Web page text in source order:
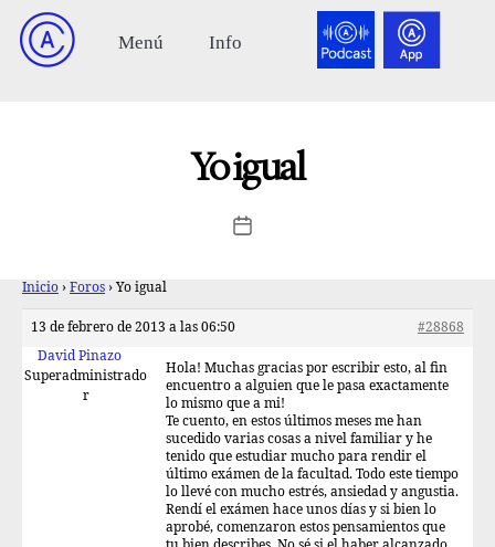
Yo igual
Inicio › Foros › Yo igual
13 de febrero de 2013 a las 06:50
#28868
David Pinazo
Superadministrado
r
Hola! Muchas gracias por escribir esto, al fin
encuentro a alguien que le pasa exactamente
lo mismo que a mi!
Te cuento, en estos últimos meses me han
sucedido varias cosas a nivel familiar y he
tenido que estudiar mucho para rendir el
último exámen de la facultad. Todo este tiempo
lo llevé con mucho estrés, ansiedad y angustia.
Rendí el exámen hace unos días y si bien lo
aprobé, comenzaron estos pensamientos que